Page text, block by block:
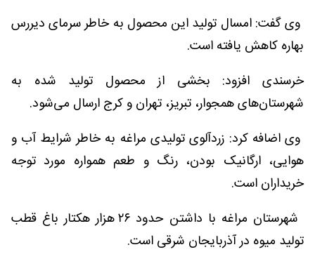
وی گفت: امسال تولید این محصول به خاطر سرمای دیررس
بهاره کاهش یافته است.
خرسندی افزود: بخشی از محصول تولید شده به
شهرستان‌های همجوار، تبریز، تهران و کرج ارسال می‌شود.
وی اضافه کرد: زردآلوی تولیدی مراغه به خاطر شرایط آب و
هوایی، ارگانیک بودن، رنگ و طعم همواره مورد توجه
خریداران است.
شهرستان مراغه با داشتن حدود ۲۶ هزار هکتار باغ قطب
تولید میوه در آذربایجان شرقی است.